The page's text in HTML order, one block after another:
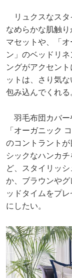
リュクスなスタ
なめらかな肌触
マセットや、「
ン」のベッドリ
ングがアクセン
ットは、さり気
包み込んでくれる
羽毛布団カバー
「オーガニック
のコントラント
シックなハンカ
ど、スタイリッ
か、ブラウンや
ッドタイムをプ
にしたい。